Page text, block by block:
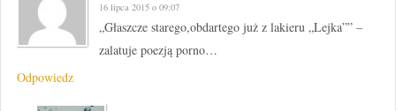
16 lipca 2015 o 09:07
„Głaszcze starego,obdartego już z lakieru „Lejka”” –
zalatuje poezją porno…
Odpowiedz